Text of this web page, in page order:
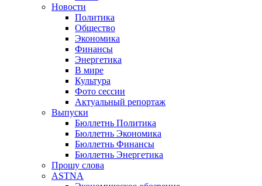
Новости
Политика
Общество
Экономика
Финансы
Энергетика
В мире
Культура
Фото сессии
Актуальный репортаж
Выпуски
Бюллетнь Политика
Бюллетнь Экономика
Бюллетнь Финансы
Бюллетнь Энергетика
Прошу слова
ASTNA